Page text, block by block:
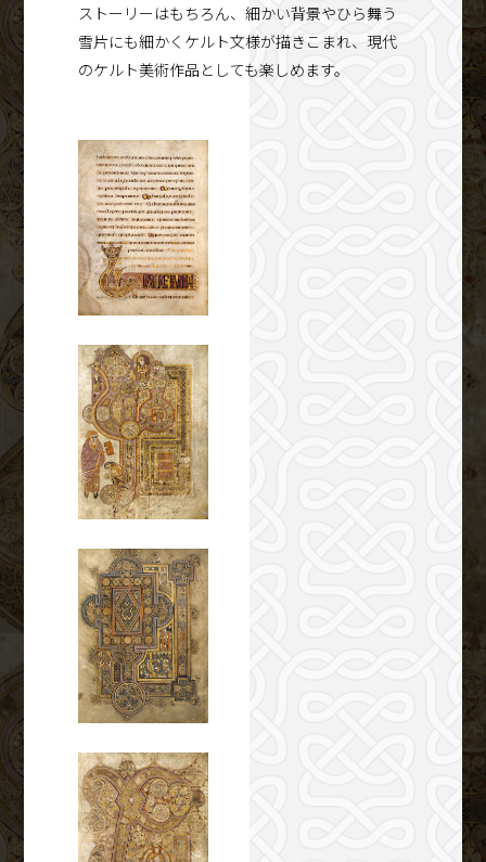
ストーリーはもちろん、細かい背景やひら舞う
雪片にも細かくケルト文様が描きこまれ、現代
のケルト美術作品としても楽しめます。